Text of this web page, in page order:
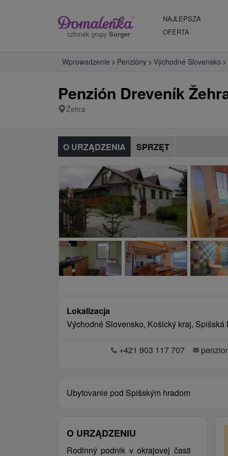
członek grupy Sorger
NAJLEPSZA
OFERTA
Wprowadzenie Penzióny Východné Slovensko
Penzión Dreveník
Žehra
O URZĄDZENIA SPRZĘT
Lokalizacja
Východné Slovensko, Košický kraj, Spišská
+421 903 117 707
Ubytovanie pod Spišským hradom
O URZĄDZENIU
Rodinný podnik v okrajovej časti